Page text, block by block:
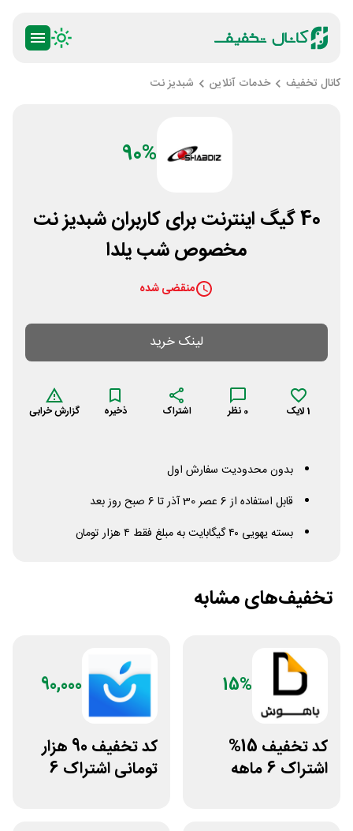
کانال تخفیف خدمات آنلاین شبدیز نت
90%
40 گیگ اینترنت برای کاربران شبدیز نت
مخصوص شب یلدا
منقضی شده
لینک خرید
1لایک 0 نظر اشتراک ذخیره گزارش خرابی
بدون محدودیت سفارش اول
قابل استفاده از 6 عصر 30 آذر تا 6 صبح روز بعد
بسته یهویی ۴۰ گیگابایت به مبلغ فقط ۴ هزار تومان
تخفیف‌های مشابه
15%
کد تخفیف 15%
اشتراک 6 ماهه
90,000
کد تخفیف 90 هزار
تومانی اشتراک 6